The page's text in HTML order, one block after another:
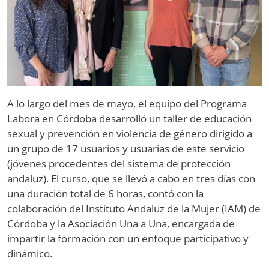
A lo largo del mes de mayo, el equipo del Programa
Labora en Córdoba desarrolló un taller de educación
sexual y prevención en violencia de género dirigido a
un grupo de 17 usuarios y usuarias de este servicio
(jóvenes procedentes del sistema de protección
andaluz). El curso, que se llevó a cabo en tres días con
una duración total de 6 horas, contó con la
colaboración del Instituto Andaluz de la Mujer (IAM) de
Córdoba y la Asociación Una a Una, encargada de
impartir la formación con un enfoque participativo y
dinámico.